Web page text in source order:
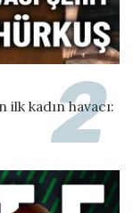
kadın havacı: